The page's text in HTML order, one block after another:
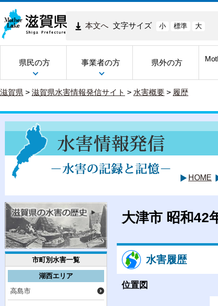
本文へ 文字サイズ 小 標準 大
県民の方 事業者の方 県外の方
滋賀県 > 滋賀県水害情報発信サイト > 水害概要 > 履歴
HOME
市町別水害一覧
湖西エリア
高島市
大津市 昭和42
水害履歴
位置図